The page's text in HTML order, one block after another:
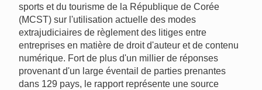
sports et du tourisme de la République de Corée
(MCST) sur l'utilisation actuelle des modes
extrajudiciaires de règlement des litiges entre
entreprises en matière de droit d'auteur et de contenu
numérique. Fort de plus d'un millier de réponses
provenant d'un large éventail de parties prenantes
dans 129 pays, le rapport représente une source